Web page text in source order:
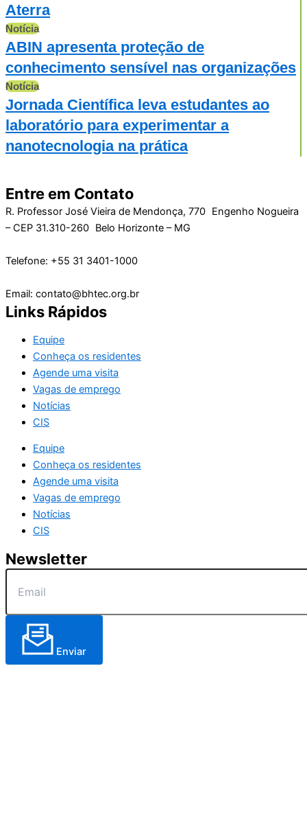
Aterra
Notícia
ABIN apresenta proteção de
conhecimento sensível nas organizações
Notícia
Jornada Científica leva estudantes ao
laboratório para experimentar a
nanotecnologia na prática
Entre em Contato
R. Professor José Vieira de Mendonça, 770 Engenho Nogueira
– CEP 31.310-260 Belo Horizonte – MG
Telefone: +55 31 3401-1000
Email: contato@bhtec.org.br
Links Rápidos
Equipe
Conheça os residentes
Agende uma visita
Vagas de emprego
Notícias
CIS
Equipe
Conheça os residentes
Agende uma visita
Vagas de emprego
Notícias
CIS
Newsletter
Enviar